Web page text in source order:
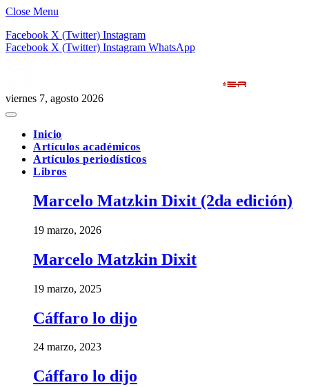
Close Menu
Facebook X (Twitter) Instagram
Facebook X (Twitter) Instagram WhatsApp
viernes 7, agosto 2026
Inicio
Artículos académicos
Artículos periodísticos
Libros
Marcelo Matzkin Dixit (2da edición)
19 marzo, 2026
Marcelo Matzkin Dixit
19 marzo, 2025
Cáffaro lo dijo
24 marzo, 2023
Cáffaro lo dijo